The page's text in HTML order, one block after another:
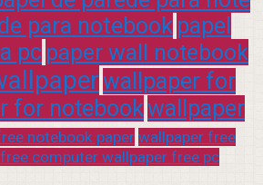
para notebook papel
pc paper wall notebook
wallpaper for
for notebookwallpaper
notebook paperwallpaper free
computer wallpaper free pc